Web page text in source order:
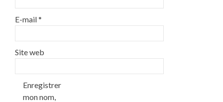
E-mail*
Site web
Enregistrer
mon nom,